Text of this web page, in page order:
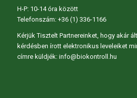
H-P: 10-14 óra között
Telefonszám: +36 (1) 336-1166
Kérjük Tisztelt Partnereinket, hogy akár
kérdésben írott elektronikus leveleiket
címre küldjék: info@biokontroll.hu